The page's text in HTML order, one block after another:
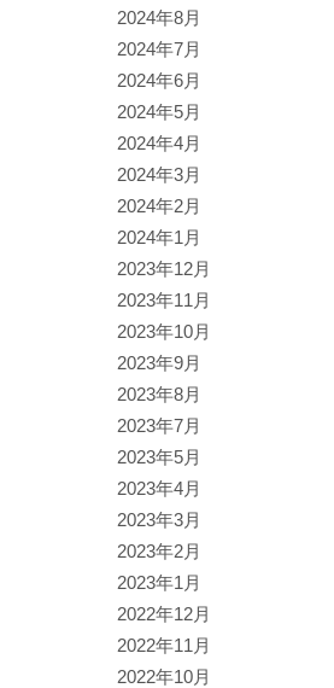
2024年8月
2024年7月
2024年6月
2024年5月
2024年4月
2024年3月
2024年2月
2024年1月
2023年12月
2023年11月
2023年10月
2023年9月
2023年8月
2023年7月
2023年5月
2023年4月
2023年3月
2023年2月
2023年1月
2022年12月
2022年11月
2022年10月